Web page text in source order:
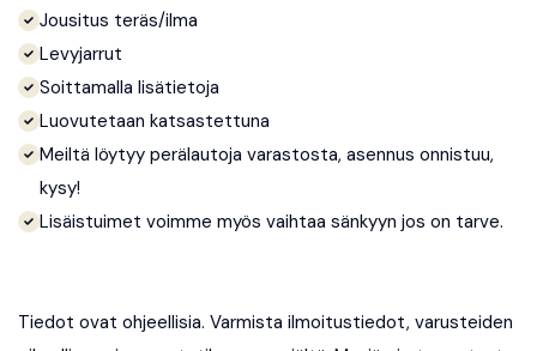
Jousitus teräs/ilma
Levyjarrut
Soittamalla lisätietoja
Luovutetaan katsastettuna
Meiltä löytyy perälautoja varastosta, asennus onnistuu,
kysy!
Lisäistuimet voimme myös vaihtaa sänkyyn jos on tarve.
Tiedot ovat ohjeellisia. Varmista ilmoitustiedot, varusteiden